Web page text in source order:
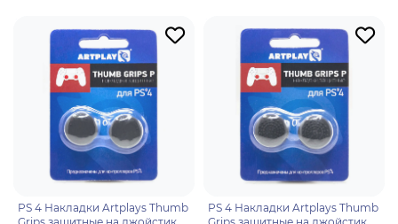
PS 4 Накладки Artplays Thumb
PS 4 Накладки Artplays Thumb